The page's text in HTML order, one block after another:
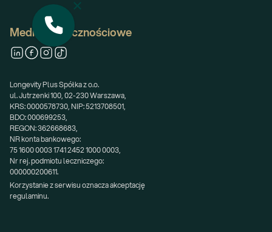
Media społecznościowe
Longevity Plus Spółka z o.o.
ul. Jutrzenki 100, 02-230 Warszawa,
KRS: 0000578730, NIP: 5213708501,
BDO: 000699253,
REGON: 362668683,
NR konta bankowego:
75 1600 0003 1741 2452 1000 0003,
Nr rej. podmiotu leczniczego:
000000200611.
Korzystanie z serwisu oznacza akceptację
regulaminu.